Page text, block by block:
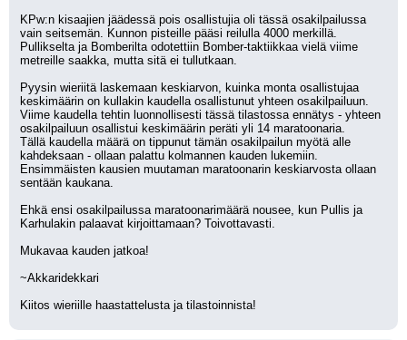
KPw:n kisaajien jäädessä pois osallistujia oli tässä osakilpailussa
vain seitsemän. Kunnon pisteille pääsi reilulla 4000 merkillä.
Pullikselta ja Bomberilta odotettiin Bomber-taktiikkaa vielä viime
metreille saakka, mutta sitä ei tullutkaan.
Pyysin wieriitä laskemaan keskiarvon, kuinka monta osallistujaa
keskimäärin on kullakin kaudella osallistunut yhteen osakilpailuun.
Viime kaudella tehtin luonnollisesti tässä tilastossa ennätys - yhteen
osakilpailuun osallistui keskimäärin peräti yli 14 maratoonaria.
Tällä kaudella määrä on tippunut tämän osakilpailun myötä alle
kahdeksaan - ollaan palattu kolmannen kauden lukemiin.
Ensimmäisten kausien muutaman maratoonarin keskiarvosta ollaan
sentään kaukana.
Ehkä ensi osakilpailussa maratoonarimäärä nousee, kun Pullis ja
Karhulakin palaavat kirjoittamaan? Toivottavasti.
Mukavaa kauden jatkoa!
~Akkaridekkari
Kiitos wieriille haastattelusta ja tilastoinnista!